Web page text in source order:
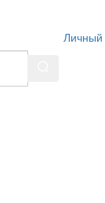
Личный